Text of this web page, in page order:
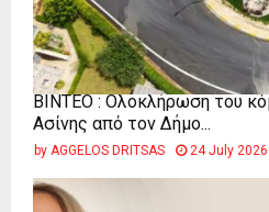
ΒΙΝΤΕΟ : Ολοκλήρωση του
Ασίνης από τον Δήμο...
by AGGELOS DRITSAS 24 July 2026